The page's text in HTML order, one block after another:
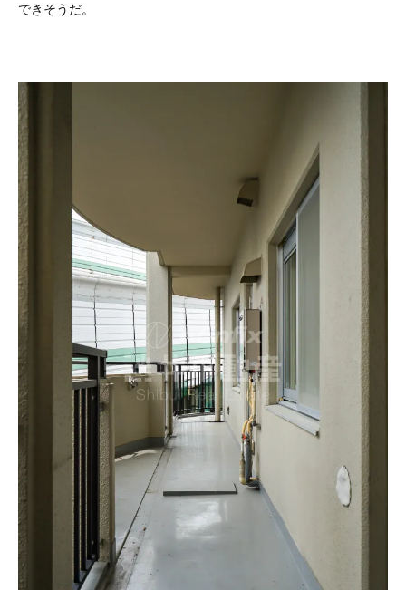
できそうだ。